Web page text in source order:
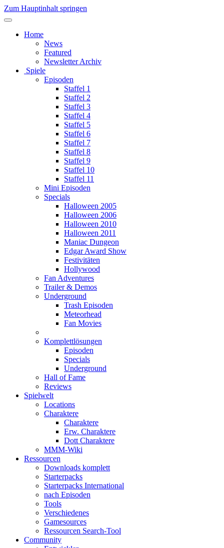
Zum Hauptinhalt springen
Home
News
Featured
Newsletter Archiv
Spiele
Episoden
Staffel 1
Staffel 2
Staffel 3
Staffel 4
Staffel 5
Staffel 6
Staffel 7
Staffel 8
Staffel 9
Staffel 10
Staffel 11
Mini Episoden
Specials
Halloween 2005
Halloween 2006
Halloween 2010
Halloween 2011
Maniac Dungeon
Edgar Award Show
Festivitäten
Hollywood
Fan Adventures
Trailer & Demos
Underground
Trash Episoden
Meteorhead
Fan Movies
Komplettlösungen
Episoden
Specials
Underground
Hall of Fame
Reviews
Spielwelt
Locations
Charaktere
Charaktere
Erw. Charaktere
Dott Charaktere
MMM-Wiki
Ressourcen
Downloads komplett
Starterpacks
Starterpacks International
nach Episoden
Tools
Verschiedenes
Gamesources
Ressourcen Search-Tool
Community